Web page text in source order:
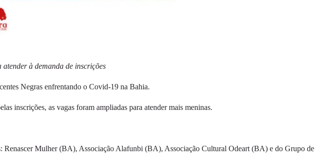
à demanda de inscrições
Negras enfrentando o Covid-19 na Bahia.
inscrições, as vagas foram ampliadas para atender mais meninas.
Mulher (BA), Associação Alafunbi (BA), Associação Cultural Odeart (BA) e do Grupo de